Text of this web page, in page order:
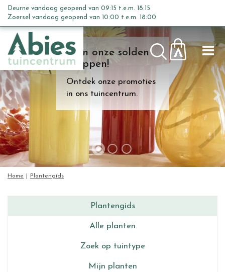
n
c
o
n
t
e
n
t
Kom onze solden
shoppen!
Ontdek onze promoties
in ons tuincentrum.
Home Plantengids
Deurne vandaag geopend van 09:15 t.e.m. 18:15
Zoersel vandaag geopend van 10:00 t.e.m. 18:00
Plantengids
Alle planten
Zoek op tuintype
Mijn planten